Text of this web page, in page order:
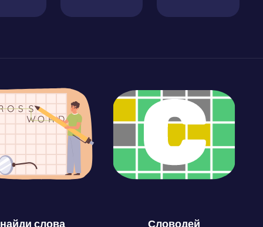
слова Словодей